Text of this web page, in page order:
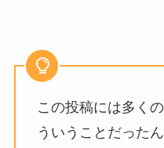
この投稿には多く
ういうことだった